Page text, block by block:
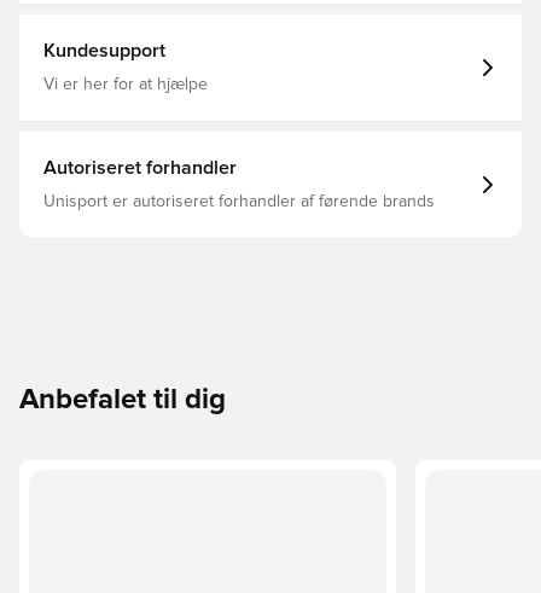
Kundesupport
Vi er her for at hjælpe
Autoriseret forhandler
Unisport er autoriseret forhandler af førende brands
Anbefalet til dig